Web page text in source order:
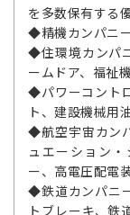
を多数保有する
◆精機カンパニ
◆住環境カンパ
ームドア、福祉
◆パワーコント
ト、建設機械用
◆航空宇宙カン
ュエーション
ー、高電圧配電
◆鉄道カンパニ
トブレーキ、鉄